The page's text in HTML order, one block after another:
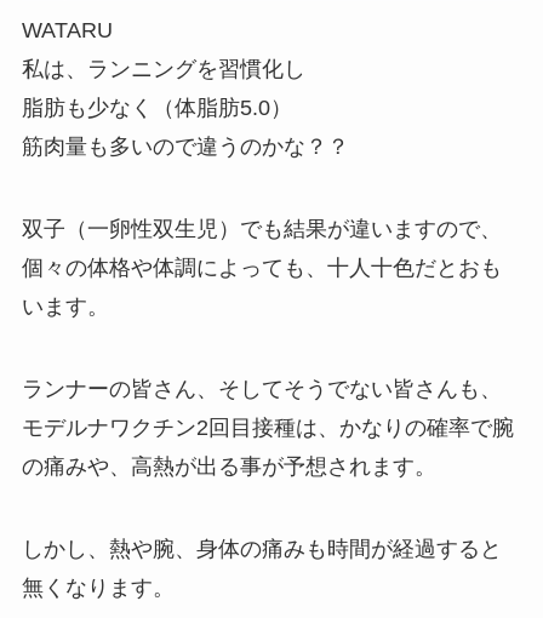
WATARU
私は、ランニングを習慣化し
脂肪も少なく（体脂肪5.0）
筋肉量も多いので違うのかな？？
双子（一卵性双生児）でも結果が違いますので、
個々の体格や体調によっても、十人十色だとおも
います。
ランナーの皆さん、そしてそうでない皆さんも、
モデルナワクチン2回目接種は、かなりの確率で腕
の痛みや、高熱が出る事が予想されます。
しかし、熱や腕、身体の痛みも時間が経過すると
無くなります。